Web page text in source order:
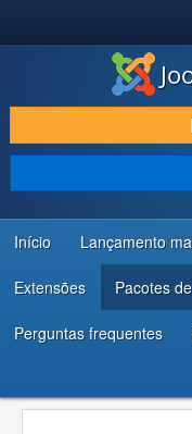
DESCARREGAR E EVOLUIR
DESCOBRIR E APRENDER
COMUNIDADE E SUPORTE
RECURSOS PARA
Início Lançamento
Extensões Pacotes
Perguntas frequentes